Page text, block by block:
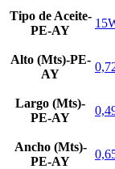
Tipo de Aceite-
PE-AY
Alto (Mts)-PE-
AY
Largo (Mts)-
PE-AY
Ancho (Mts)-
PE-AY